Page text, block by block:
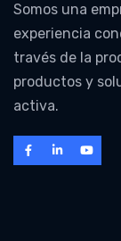
Somos una
experiencia
través de la
productos y
activa.